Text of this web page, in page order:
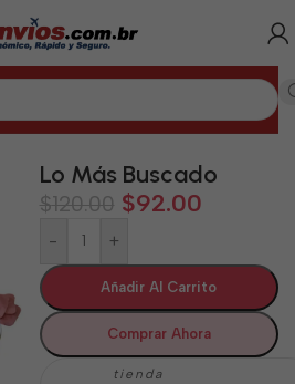
Matanzas
Lo Más Buscado
$120.00 $92.00
- +
Añadir Al Carrito
Comprar Ahora
tienda